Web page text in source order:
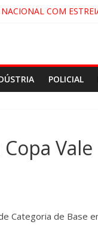
COM
NA RETA
POLICIAL
Categoria de Base